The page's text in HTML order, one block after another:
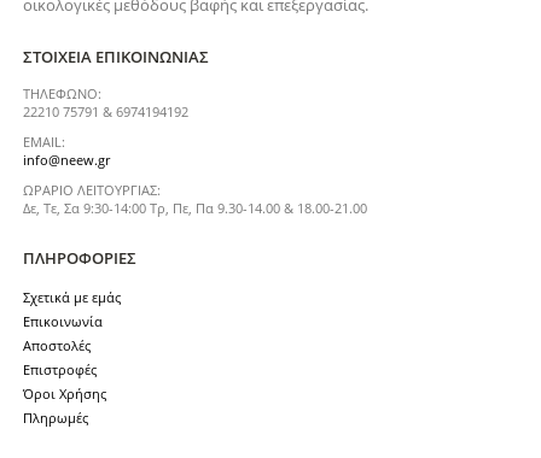
οικολογικές μεθόδους βαφής και επεξεργασίας.
ΣΤΟΙΧΕΊΑ ΕΠΙΚΟΙΝΩΝΊΑΣ
ΤΗΛΈΦΩΝΟ:
22210 75791 & 6974194192
EMAIL:
info@neew.gr
ΩΡΆΡΙΟ ΛΕΙΤΟΥΡΓΊΑΣ:
Δε, Τε, Σα 9:30-14:00 Τρ, Πε, Πα 9.30-14.00 & 18.00-21.00
ΠΛΗΡΟΦΟΡΊΕΣ
Σχετικά με εμάς
Επικοινωνία
Αποστολές
Επιστροφές
Όροι Χρήσης
Πληρωμές